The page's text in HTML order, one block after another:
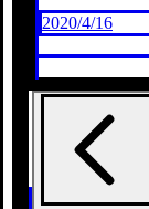
2020/4/16